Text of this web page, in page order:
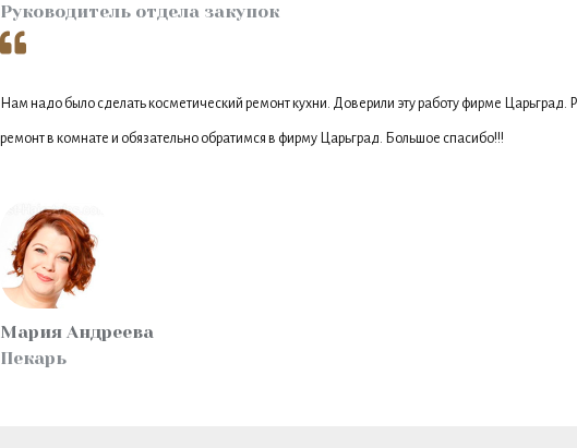
Руководитель отдела закупок
Нам надо было сделать косметический ремонт кухни. Доверили эту работу фирме
ремонт в комнате и обязательно обратимся в фирму Царьград. Большое спасибо!!!
Мария Андреева
Пекарь